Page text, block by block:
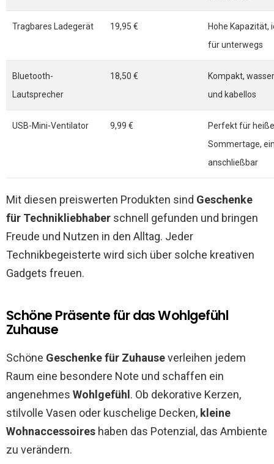
Tragbares Ladegerät 19,95 €
Hohe Kapazität,
für unterwegs
Bluetooth-
Lautsprecher
18,50 €
Kompakt,
und kabellos
USB-Mini-Ventilator 9,99 €
Perfekt für heiße
Sommertage,
anschließbar
Mit diesen preiswerten Produkten sind Geschenke
für Technikliebhaber schnell gefunden und bringen
Freude und Nutzen in den Alltag. Jeder
Technikbegeisterte wird sich über solche kreativen
Gadgets freuen.
Schöne Präsente für das Wohlgefühl
Zuhause
Schöne Geschenke für Zuhauseverleihen jedem
Raum eine besondere Note und schaffen ein
angenehmes Wohlgefühl . Ob dekorative Kerzen,
stilvolle Vasen oder kuschelige Decken, kleine
Wohnaccessoires haben das Potenzial, das Ambiente
zu verändern.